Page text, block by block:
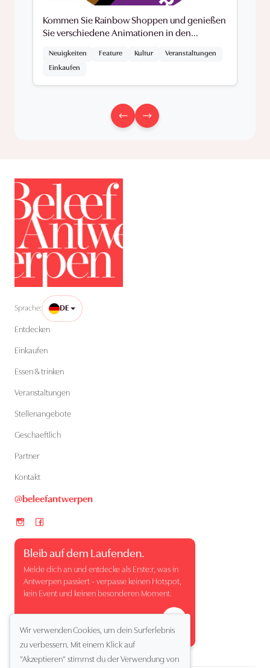
Kommen Sie Rainbow Shoppen und genießen
Sie verschiedene Animationen in den
Neuigkeiten Feature Kultur
Veranstaltungen
Einkaufen
Sprache: DE
Entdecken
Einkaufen
Essen & trinken
Veranstaltungen
Stellenangebote
Geschaeftlich
Partner
Kontakt
@beleefantwerpen
Bleib auf dem Laufenden.
Melde dich an und entdecke als Erste:r, was in
Antwerpen passiert - verpasse keinen Hotspot,
kein Event und keinen besonderen Moment.
Wir verwenden Cookies, um dein Surferlebnis
zu verbessern. Mit einem Klick auf
"Akzeptieren" stimmst du der Verwendung von